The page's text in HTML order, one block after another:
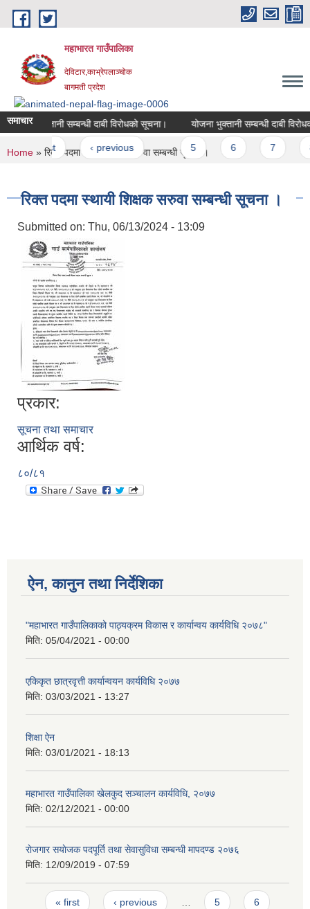
Skip to main content
महाभारत गाउँपालिका
देविटार,काभ्रेपलाञ्चोक
बागमती प्रदेश
समाचार
योजना भुक्तानी सम्बन्धी दाबी विरोधको सूचना। योजना भुक्तानी सम्बन्धी दाबी
Pages
« first ‹ previous …
You are here
Home » रिक्त पदमा स्थायी शिक्षक सरुवा सम्बन्धी सूचना ।
रिक्त पदमा स्थायी शिक्षक सरुवा सम्बन्धी सूचना ।
Submitted on: Thu, 06/13/2024 - 13:09
प्रकार:
सूचना तथा समाचार
आर्थिक वर्ष:
८०/८१
ऐन, कानुन तथा निर्देशिका
"महाभारत गाउँपालिकाको पाठ्यक्रम विकास र कार्यान्वय कार्यविधि २०७८"
मिति: 05/04/2021 - 00:00
एकिकृत छात्रवृत्ती कार्यान्वयन कार्यविधि २०७७
मिति: 03/03/2021 - 13:27
शिक्षा ऐन
मिति: 03/01/2021 - 18:13
महाभारत गाउँपालिका खेलकुद सञ्चालन कार्यविधि, २०७७
मिति: 02/12/2021 - 00:00
राेजगार स‌याेजक पदपूर्ति तथा सेवासुविधा सम्बन्धी मापदण्ड २०७६
मिति: 12/09/2019 - 07:59
Pages
« first ‹ previous 5 6